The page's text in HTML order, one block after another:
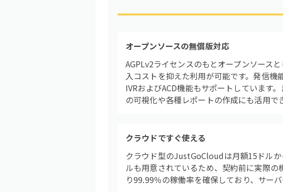
オープンソースの無償版対応
AGPLv2ライセンスのもとオープンソース
入コストを抑えた利用が可能です。発信
IVRおよびACD機能もサポートしています
の可視化や各種レポートの作成にも活用で
クラウドですぐ使える
クラウド型のJustGoCloudは月額15ドル
ルも用意されているため、契約前に実際
り99.99％の稼働率を確保しており、サー